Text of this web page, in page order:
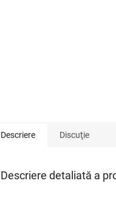
Descriere Discuţie
Descriere detaliată a